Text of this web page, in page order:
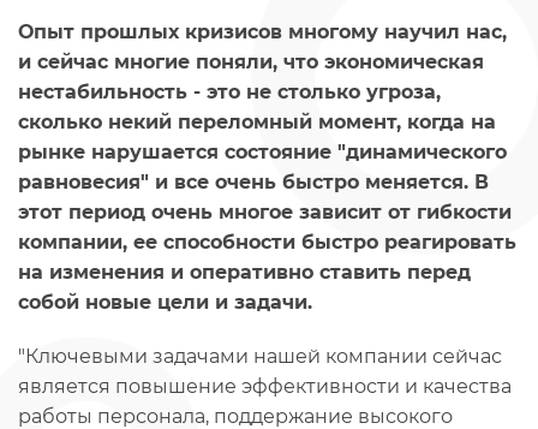
Опыт прошлых кризисов многому научил нас,
и сейчас многие поняли, что экономическая
нестабильность - это не столько угроза,
сколько некий переломный момент, когда на
рынке нарушается состояние "динамического
равновесия" и все очень быстро меняется. В
этот период очень многое зависит от гибкости
компании, ее способности быстро реагировать
на изменения и оперативно ставить перед
собой новые цели и задачи.
"Ключевыми задачами нашей компании сейчас
является повышение эффективности и качества
работы персонала, поддержание высокого